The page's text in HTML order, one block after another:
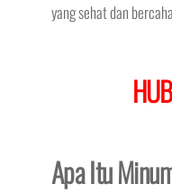
yang sehat dan
Apa Itu